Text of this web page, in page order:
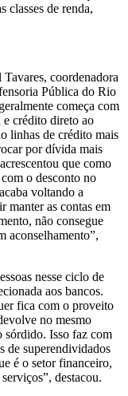
classes de renda,
coordenadora
Pública do Rio
começa com
e crédito direto ao
linhas de crédito mais
por dívida mais
que como
o desconto no
voltando a
manter as contas em
não consegue
aconselhamento”,
nesse ciclo de
aos bancos.
fica com o proveito
no mesmo
sórdido. Isso faz com
de superendividados
é o setor financeiro,
destacou.